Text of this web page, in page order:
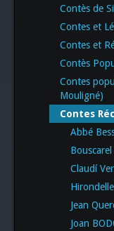
Contès de
Contes et
Contes et
Contès
Contes
Mouligné)
Contes
Abbé
Claudí
Jean
Joan